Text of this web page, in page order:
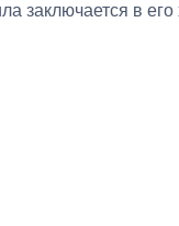
заключается в его